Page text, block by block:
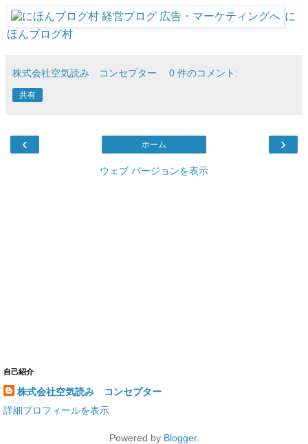
に
ほんブログ村
株式会社空気読み コンセプター 0 件のコメント:
共有
‹ ›
ホーム
ウェブ バージョンを表示
自己紹介
株式会社空気読み コンセプター
詳細プロフィールを表示
Powered by Blogger.